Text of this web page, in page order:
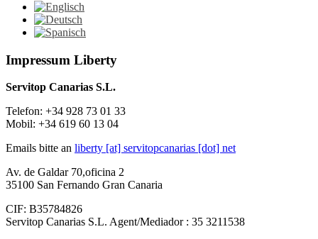
Impressum Liberty
Servitop Canarias S.L.
Telefon: +34 928 73 01 33
Mobil: +34 619 60 13 04
Emails bitte an liberty [at] servitopcanarias [dot] net
Av. de Galdar 70,oficina 2
35100 San Fernando Gran Canaria
CIF: B35784826
Servitop Canarias S.L. Agent/Mediador : 35 3211538